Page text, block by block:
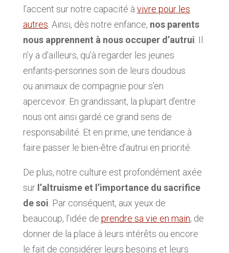
l’accent sur notre capacité à vivre pour les
autres. Ainsi, dès notre enfance, nos parents
nous apprennent à nous occuper d’autrui. Il
n’y a d’ailleurs, qu’à regarder les jeunes
enfants-personnes soin de leurs doudous
ou animaux de compagnie pour s’en
apercevoir. En grandissant, la plupart d’entre
nous ont ainsi gardé ce grand sens de
responsabilité. Et en prime, une tendance à
faire passer le bien-être d’autrui en priorité.
De plus, notre culture est profondément axée
sur l’altruisme et l’importance du sacrifice
de soi. Par conséquent, aux yeux de
beaucoup, l’idée de prendre sa vie en main, de
donner de la place à leurs intérêts ou encore
le fait de considérer leurs besoins et leurs